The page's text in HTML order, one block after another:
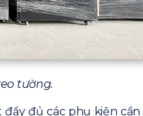
tường.
đủ các phụ kiện